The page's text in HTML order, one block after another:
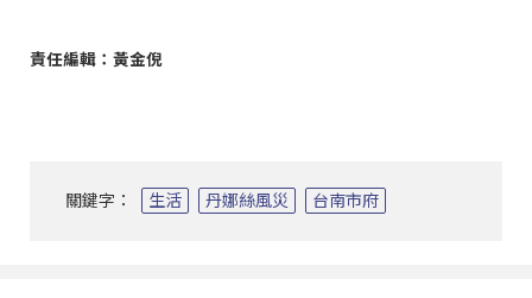
責任編輯：黃金倪
關鍵字： 生活 丹娜絲風災 台南市府